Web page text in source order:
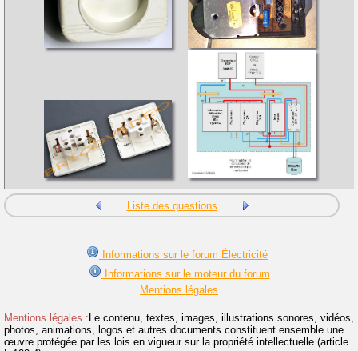
Liste des questions
Informations sur le forum Électricité
Informations sur le moteur du forum
Mentions légales
Mentions légales : Le contenu, textes, images, illustrations sonores, vidéos,
photos, animations, logos et autres documents constituent ensemble une
œuvre protégée par les lois en vigueur sur la propriété intellectuelle (article